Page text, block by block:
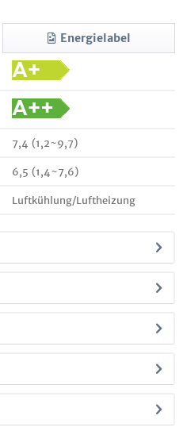
Energielabel
7,4 (1,2~9,7)
6,5 (1,4~7,6)
Luftkühlung/Luftheizung